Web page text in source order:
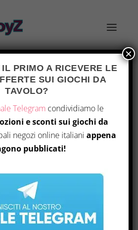
Home/ Prodotto Part Number / 2TAC03
PRIMO A RICEVERE LE
SUI GIOCHI DA
TAVOLO?
Telegram condividiamo le
e sconti sui giochi da
negozi online italiani appena
pubblicati!
×